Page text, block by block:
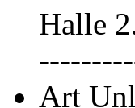
Halle
Art